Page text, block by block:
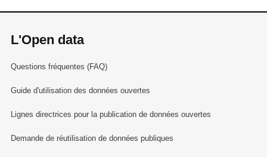
L'Open data
Questions fréquentes (FAQ)
Guide d'utilisation des données ouvertes
Lignes directrices pour la publication de données ouvertes
Demande de réutilisation de données publiques